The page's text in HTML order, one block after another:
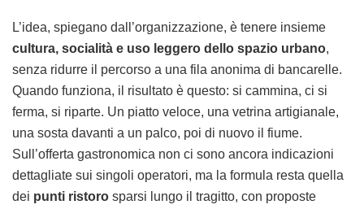
L’idea, spiegano dall’organizzazione, è tenere insieme
cultura, socialità e uso leggero dello spazio urbano,
senza ridurre il percorso a una fila anonima di bancarelle.
Quando funziona, il risultato è questo: si cammina, ci si
ferma, si riparte. Un piatto veloce, una vetrina artigianale,
una sosta davanti a un palco, poi di nuovo il fiume.
Sull’offerta gastronomica non ci sono ancora indicazioni
dettagliate sui singoli operatori, ma la formula resta quella
dei punti ristoro sparsi lungo il tragitto, con proposte